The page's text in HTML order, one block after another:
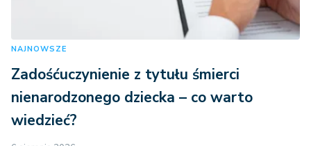
NAJNOWSZE
Zadośćuczynienie z tytułu śmierci
nienarodzonego dziecka – co warto
wiedzieć?